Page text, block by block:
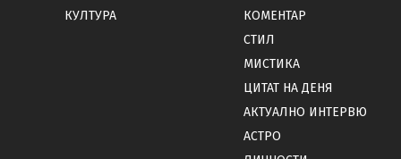
КУЛТУРА
КОМЕНТАР
СТИЛ
МИСТИКА
ЦИТАТ НА ДЕНЯ
АКТУАЛНО ИНТЕРВЮ
АСТРО